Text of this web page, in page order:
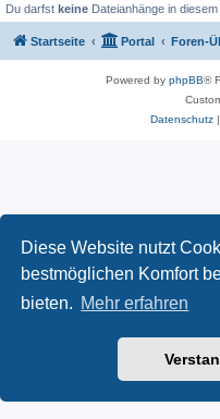
Diese Website nutzt
bestmöglichen Komfort
bieten. Mehr erfahren
Du darfst keine Dateianhänge in
Startseite Portal Foren-
Powered by phpBB®
Datenschutz|